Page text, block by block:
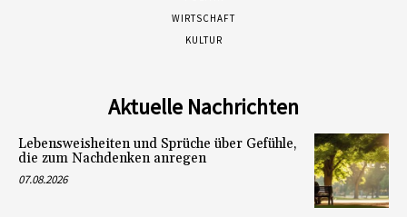
WIRTSCHAFT
KULTUR
Aktuelle Nachrichten
Lebensweisheiten und Sprüche über Gefühle,
die zum Nachdenken anregen
07.08.2026